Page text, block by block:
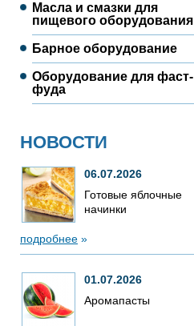
Масла и смазки для
пищевого оборудования
Барное оборудование
Оборудование для фаст-
фуда
НОВОСТИ
06.07.2026
Готовые яблочные
начинки
подробнее »
01.07.2026
Аромапасты